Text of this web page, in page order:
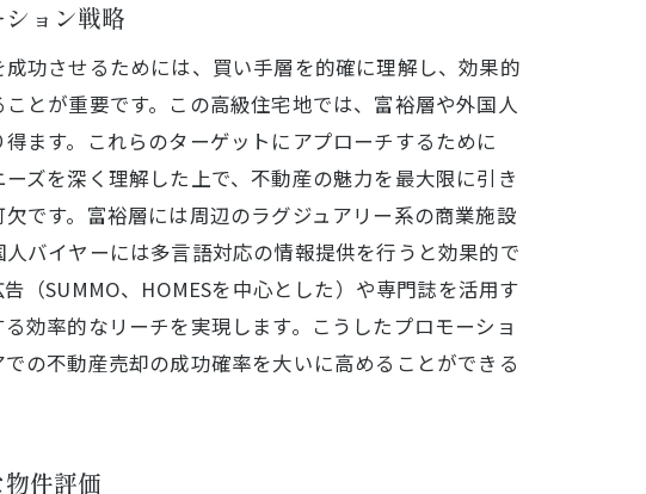
るための査定方法
ョン戦略
功させるためには、買い手層を的確に理解し、効果的
とが重要です。この高級住宅地では、富裕層や外国人
ます。これらのターゲットにアプローチするために
ズを深く理解した上で、不動産の魅力を最大限に引き
です。富裕層には周辺のラグジュアリー系の商業施設
バイヤーには多言語対応の情報提供を行うと効果的で
（SUMMO、HOMESを中心とした）や専門誌を活用す
効率的なリーチを実現します。こうしたプロモーショ
の不動産売却の成功確率を大いに高めることができる
件評価